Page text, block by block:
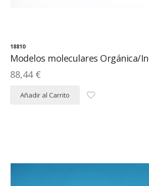
18810
Modelos moleculares Orgánica/
88,44 €
Añadir al Carrito